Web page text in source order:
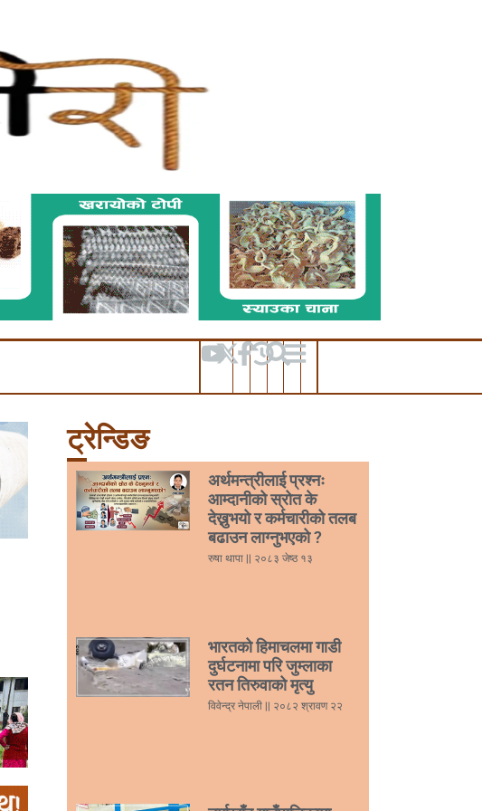
ट्रेन्डिङ
अर्थमन्त्रीलाई प्रश्नः
आम्दानीको स्रोत के
देख्नुभयो र कर्मचारीको तलब
बढाउन लाग्नुभएको ?
रुषा थापा २०८३ जेष्ठ १३
भारतको हिमाचलमा गाडी
दुर्घटनामा परि जुम्लाका
रतन तिरुवाको मृत्यु
विवेन्द्र नेपाली २०८२ श्रावण २२